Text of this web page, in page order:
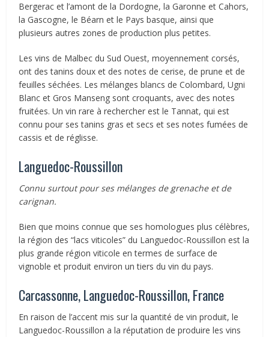
Bergerac et l’amont de la Dordogne, la Garonne et Cahors,
la Gascogne, le Béarn et le Pays basque, ainsi que
plusieurs autres zones de production plus petites.
Les vins de Malbec du Sud Ouest, moyennement corsés,
ont des tanins doux et des notes de cerise, de prune et de
feuilles séchées. Les mélanges blancs de Colombard, Ugni
Blanc et Gros Manseng sont croquants, avec des notes
fruitées. Un vin rare à rechercher est le Tannat, qui est
connu pour ses tanins gras et secs et ses notes fumées de
cassis et de réglisse.
Languedoc-Roussillon
Connu surtout pour ses mélanges de grenache et de
carignan.
Bien que moins connue que ses homologues plus célèbres,
la région des “lacs viticoles” du Languedoc-Roussillon est la
plus grande région viticole en termes de surface de
vignoble et produit environ un tiers du vin du pays.
Carcassonne, Languedoc-Roussillon, France
En raison de l’accent mis sur la quantité de vin produit, le
Languedoc-Roussillon a la réputation de produire les vins